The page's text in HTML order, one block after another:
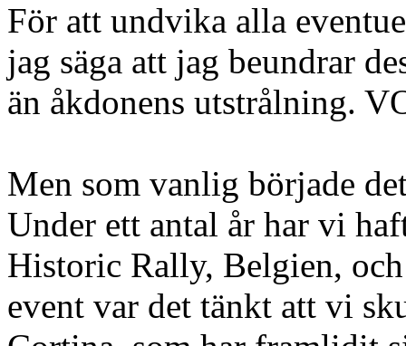
För att undvika alla
jag säga att jag beundrar
än åkdonens utstrålning.
Men som vanlig började
Under ett antal år har vi
Historic Rally, Belgien,
event var det tänkt att vi